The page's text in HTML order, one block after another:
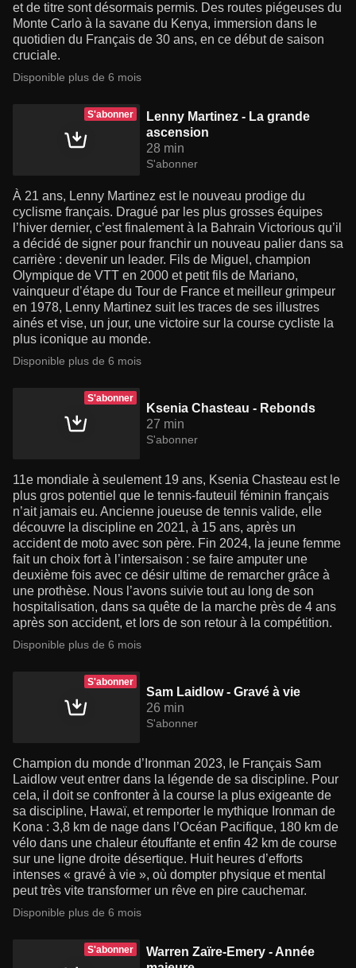
et de titre sont désormais permis. Des routes piégeuses du
Monte Carlo à la savane du Kenya, immersion dans le
quotidien du Français de 30 ans, en ce début de saison
cruciale.
Disponible plus de 6 mois
S'abonner
Lenny Martinez - La grande
ascension
28 min
S'abonner
À 21 ans, Lenny Martinez est le nouveau prodige du
cyclisme français. Dragué par les plus grosses équipes
l’hiver dernier, c’est finalement à la Bahrain Victorious qu’il
a décidé de signer pour franchir un nouveau palier dans sa
carrière : devenir un leader. Fils de Miguel, champion
Olympique de VTT en 2000 et petit fils de Mariano,
vainqueur d’étape du Tour de France et meilleur grimpeur
en 1978, Lenny Martinez suit les traces de ses illustres
ainés et vise, un jour, une victoire sur la course cycliste la
plus iconique au monde.
Disponible plus de 6 mois
S'abonner
Ksenia Chasteau - Rebonds
27 min
S'abonner
11e mondiale à seulement 19 ans, Ksenia Chasteau est le
plus gros potentiel que le tennis-fauteuil féminin français
n’ait jamais eu. Ancienne joueuse de tennis valide, elle
découvre la discipline en 2021, à 15 ans, après un
accident de moto avec son père. Fin 2024, la jeune femme
fait un choix fort à l’intersaison : se faire amputer une
deuxième fois avec ce désir ultime de remarcher grâce à
une prothèse. Nous l’avons suivie tout au long de son
hospitalisation, dans sa quête de la marche près de 4 ans
après son accident, et lors de son retour à la compétition.
Disponible plus de 6 mois
S'abonner
Sam Laidlow - Gravé à vie
26 min
S'abonner
Champion du monde d’Ironman 2023, le Français Sam
Laidlow veut entrer dans la légende de sa discipline. Pour
cela, il doit se confronter à la course la plus exigeante de
sa discipline, Hawaï, et remporter le mythique Ironman de
Kona : 3,8 km de nage dans l’Océan Pacifique, 180 km de
vélo dans une chaleur étouffante et enfin 42 km de course
sur une ligne droite désertique. Huit heures d’efforts
intenses « gravé à vie », où dompter physique et mental
peut très vite transformer un rêve en pire cauchemar.
Disponible plus de 6 mois
S'abonner
Warren Zaïre-Emery - Année